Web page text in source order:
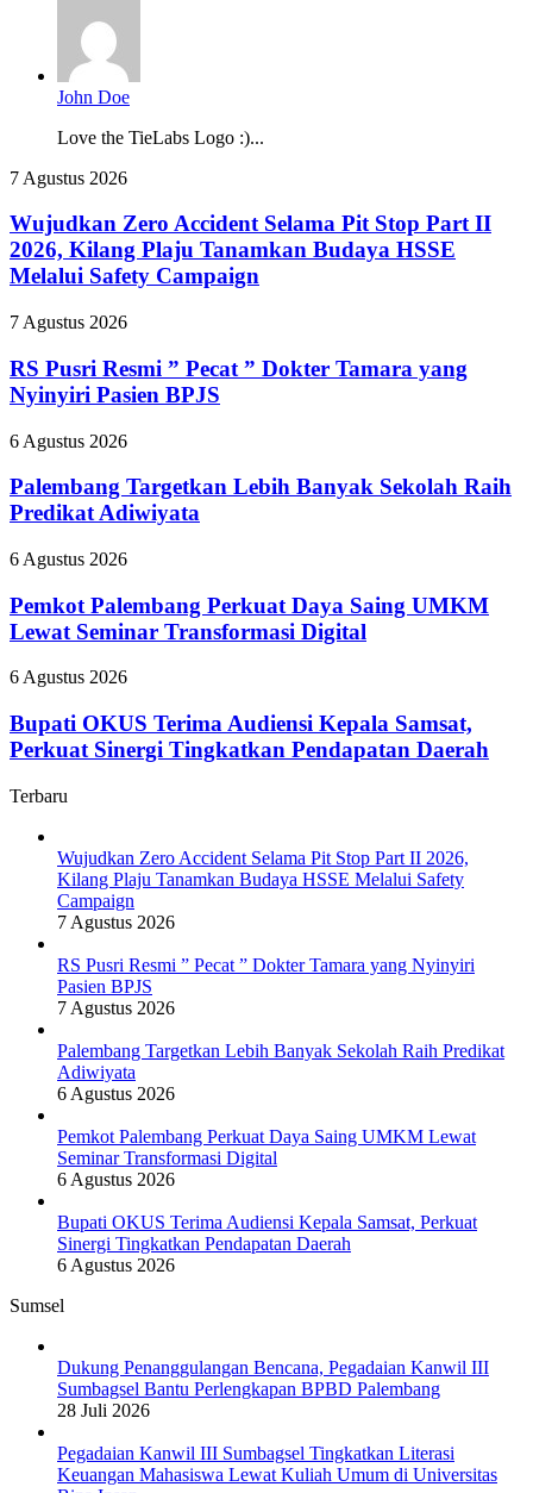
John Doe
Love the TieLabs Logo :)...
Wujudkan
Accident
Selama
Pit
Stop
II
Kilang
Plaju
Tanamkan
Budaya
HSSE
Melalui
Safety
Campaign
7 Agustus 2026
Wujudkan Zero Accident Selama Pit Stop Part II
2026, Kilang Plaju Tanamkan Budaya HSSE
Melalui Safety Campaign
RS
Resmi
”
Pecat
Dokter
yang
Nyinyiri
BPJS
7 Agustus 2026
RS Pusri Resmi ” Pecat ” Dokter Tamara yang
Nyinyiri Pasien BPJS
Palembang
Lebih
Banyak
Sekolah
Predikat
6 Agustus 2026
Palembang Targetkan Lebih Banyak Sekolah Raih
Predikat Adiwiyata
Pemkot
Perkuat
Daya
Saing
Lewat
Transformasi
Digital
6 Agustus 2026
Pemkot Palembang Perkuat Daya Saing UMKM
Lewat Seminar Transformasi Digital
Bupati
Terima
Audiensi
Kepala
Perkuat
Tingkatkan
Pendapatan
Daerah
6 Agustus 2026
Bupati OKUS Terima Audiensi Kepala Samsat,
Perkuat Sinergi Tingkatkan Pendapatan Daerah
Terbaru
Wujudkan Zero Accident Selama Pit Stop Part II 2026,
Kilang Plaju Tanamkan Budaya HSSE Melalui Safety
Campaign
7 Agustus 2026
RS Pusri Resmi ” Pecat ” Dokter Tamara yang Nyinyiri
Pasien BPJS
7 Agustus 2026
Palembang Targetkan Lebih Banyak Sekolah Raih Predikat
Adiwiyata
6 Agustus 2026
Pemkot Palembang Perkuat Daya Saing UMKM Lewat
Seminar Transformasi Digital
6 Agustus 2026
Bupati OKUS Terima Audiensi Kepala Samsat, Perkuat
Sinergi Tingkatkan Pendapatan Daerah
6 Agustus 2026
Sumsel
Dukung Penanggulangan Bencana, Pegadaian Kanwil III
Sumbagsel Bantu Perlengkapan BPBD Palembang
28 Juli 2026
Pegadaian Kanwil III Sumbagsel Tingkatkan Literasi
Keuangan Mahasiswa Lewat Kuliah Umum di Universitas